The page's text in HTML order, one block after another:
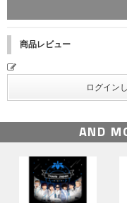
ポジティブカイト ＜
Precious
O-Shan-Tee
Okie Dokie! -Acoustic
Forever Blue
商品レビュー
AND